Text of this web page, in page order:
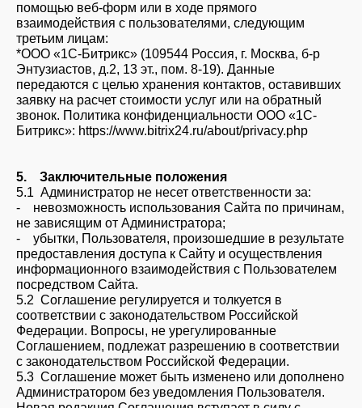
помощью веб-форм или в ходе прямого
взаимодействия с пользователями, следующим
третьим лицам:
*ООО «1С-Битрикс» (109544 Россия, г. Москва, б-р
Энтузиастов, д.2, 13 эт., пом. 8-19). Данные
передаются с целью хранения контактов, оставивших
заявку на расчет стоимости услуг или на обратный
звонок. Политика конфиденциальности ООО «1С-
Битрикс»: https://www.bitrix24.ru/about/privacy.php
5. Заключительные положения
5.1 Администратор не несет ответственности за:
- невозможность использования Сайта по причинам,
не зависящим от Администратора;
- убытки, Пользователя, произошедшие в результате
предоставления доступа к Сайту и осуществления
информационного взаимодействия с Пользователем
посредством Сайта.
5.2 Соглашение регулируется и толкуется в
соответствии с законодательством Российской
Федерации. Вопросы, не урегулированные
Соглашением, подлежат разрешению в соответствии
с законодательством Российской Федерации.
5.3 Соглашение может быть изменено или дополнено
Администратором без уведомления Пользователя.